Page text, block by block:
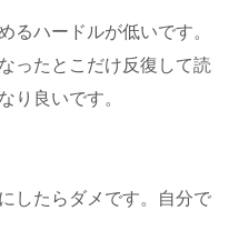
るハードルが低いです。
ったとこだけ反復して読
り良いです。
したらダメです。自分で